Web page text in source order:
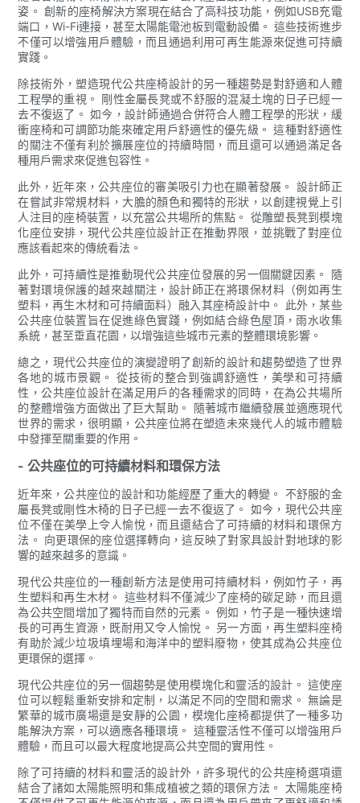
姿。 創新的座椅解決方案現在結合了高科技功能，例如USB充電
端口，Wi-Fi連接，甚至太陽能電池板到電動設備。 這些技術進步
不僅可以增強用戶體驗，而且通過利用可再生能源來促進可持續
實踐。
除技術外，塑造現代公共座椅設計的另一種趨勢是對舒適和人體
工程學的重視。 剛性金屬長凳或不舒服的混凝土塊的日子已經一
去不復返了。 如今，設計師通過合併符合人體工程學的形狀，緩
衝座椅和可調節功能來確定用戶舒適性的優先級。 這種對舒適性
的關注不僅有利於擴展座位的持續時間，而且還可以通過滿足各
種用戶需求來促進包容性。
此外，近年來，公共座位的審美吸引力也在顯著發展。 設計師正
在嘗試非常規材料，大膽的顏色和獨特的形狀，以創建視覺上引
人注目的座椅裝置，以充當公共場所的焦點。 從雕塑長凳到模塊
化座位安排，現代公共座位設計正在推動界限，並挑戰了對座位
應該看起來的傳統看法。
此外，可持續性是推動現代公共座位發展的另一個關鍵因素。 隨
著對環境保護的越來越關注，設計師正在將環保材料（例如再生
塑料，再生木材和可持續面料）融入其座椅設計中。 此外，某些
公共座位裝置旨在促進綠色實踐，例如結合綠色屋頂，雨水收集
系統，甚至垂直花園，以增強這些城市元素的整體環境影響。
總之，現代公共座位的演變證明了創新的設計和趨勢塑造了世界
各地的城市景觀。 從技術的整合到強調舒適性，美學和可持續
性，公共座位設計在滿足用戶的各種需求的同時，在為公共場所
的整體增強方面做出了巨大幫助。 隨著城市繼續發展並適應現代
世界的需求，很明顯，公共座位將在塑造未來幾代人的城市體驗
中發揮至關重要的作用。
- 公共座位的可持續材料和環保方法
近年來，公共座位的設計和功能經歷了重大的轉變。 不舒服的金
屬長凳或剛性木椅的日子已經一去不復返了。 如今，現代公共座
位不僅在美學上令人愉悅，而且還結合了可持續的材料和環保方
法。 向更環保的座位選擇轉向，這反映了對家具設計對地球的影
響的越來越多的意識。
現代公共座位的一種創新方法是使用可持續材料，例如竹子，再
生塑料和再生木材。 這些材料不僅減少了座椅的碳足跡，而且還
為公共空間增加了獨特而自然的元素。 例如，竹子是一種快速增
長的可再生資源，既耐用又令人愉悅。 另一方面，再生塑料座椅
有助於減少垃圾填埋場和海洋中的塑料廢物，使其成為公共座位
更環保的選擇。
現代公共座位的另一個趨勢是使用模塊化和靈活的設計。 這使座
位可以輕鬆重新安排和定制，以滿足不同的空間和需求。 無論是
繁華的城市廣場還是安靜的公園，模塊化座椅都提供了一種多功
能解決方案，可以適應各種環境。 這種靈活性不僅可以增強用戶
體驗，而且可以最大程度地提高公共空間的實用性。
除了可持續的材料和靈活的設計外，許多現代的公共座椅選項還
結合了諸如太陽能照明和集成植被之類的環保方法。 太陽能座椅